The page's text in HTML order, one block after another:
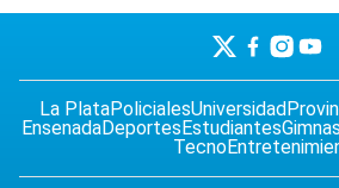
La PlataPolicialesUniversidad
EnsenadaDeportesEstudiantes
Tecno